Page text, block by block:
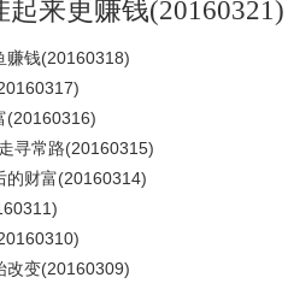
来更赚钱(20160321)
赚钱(20160318)
(20160316)
寻常路(20160315)
的财富(20160314)
改变(20160309)